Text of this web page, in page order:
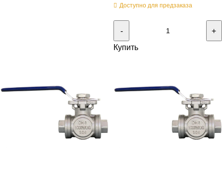
Доступно для предзаказа
Купить